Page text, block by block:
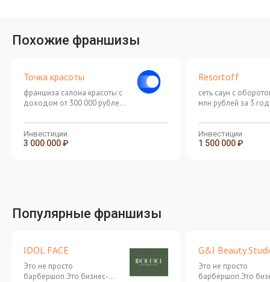
Похожие франшизы
Точка красоты
франшиза салона красоты с
доходом от 300 000 рублей в
Инвестиции
3 000 000 ₽
Resortoff
сеть саун с
млн рублей за 3
Инвестиции
1 500 000 ₽
Популярные франшизы
IDOL FACE
Это не просто
барбершоп.Это бизнес-
G&J Beauty
Это не просто
барбершоп.Это